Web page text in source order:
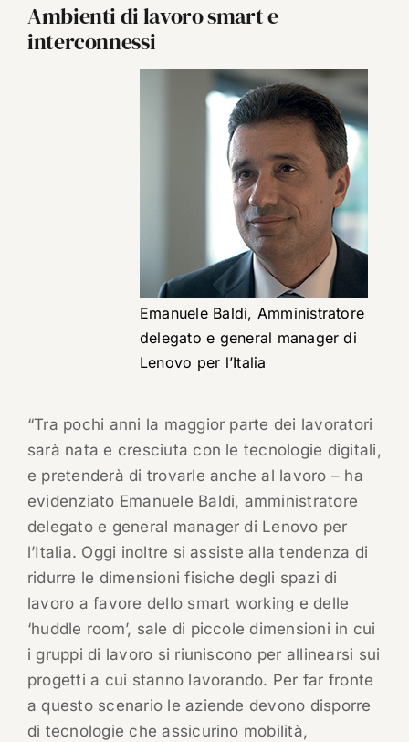
Ambienti di lavoro smart e
interconnessi
Emanuele Baldi, Amministratore
delegato e general manager di
Lenovo per l’Italia
“Tra pochi anni la maggior parte dei lavoratori
sarà nata e cresciuta con le tecnologie digitali,
e pretenderà di trovarle anche al lavoro – ha
evidenziato Emanuele Baldi, amministratore
delegato e general manager di Lenovo per
l’Italia. Oggi inoltre si assiste alla tendenza di
ridurre le dimensioni fisiche degli spazi di
lavoro a favore dello smart working e delle
‘huddle room’, sale di piccole dimensioni in cui
i gruppi di lavoro si riuniscono per allinearsi sui
progetti a cui stanno lavorando. Per far fronte
a questo scenario le aziende devono disporre
di tecnologie che assicurino mobilità,